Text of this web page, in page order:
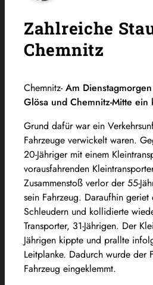
Zahlreiche
Chemnitz
Chemnitz-Am
Glösa und Chemnitz-Mitte ein
Grund dafür war ein
Fahrzeuge verwickelt waren.
20-Jähriger mit einem
vorausfahrenden
Zusammenstoß verlor der 55-
sein Fahrzeug. Daraufhin geriet
Schleudern und kollidierte
Transporter, 31-Jährigen. Der
Jährigen kippte und prallte
Leitplanke. Dadurch wurde der
Fahrzeug eingeklemmt.